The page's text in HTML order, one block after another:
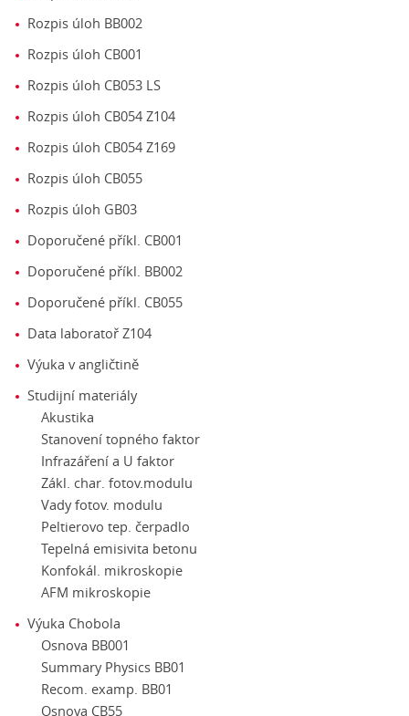
Rozpis úloh BB002
Rozpis úloh CB001
Rozpis úloh CB053 LS
Rozpis úloh CB054 Z104
Rozpis úloh CB054 Z169
Rozpis úloh CB055
Rozpis úloh GB03
Doporučené příkl. CB001
Doporučené příkl. BB002
Doporučené příkl. CB055
Data laboratoř Z104
Výuka v angličtině
Studijní materiály
Akustika
Stanovení topného faktor
Infrazáření a U faktor
Zákl. char. fotov.modulu
Vady fotov. modulu
Peltierovo tep. čerpadlo
Tepelná emisivita betonu
Konfokál. mikroskopie
AFM mikroskopie
Výuka Chobola
Osnova BB001
Summary Physics BB01
Recom. examp. BB01
Osnova CB55